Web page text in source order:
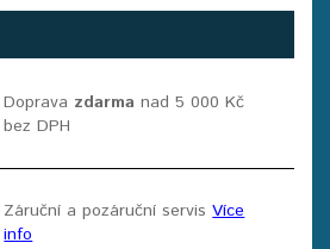
Doprava zdarma nad 5 000 Kč
bez DPH
Záruční a pozáruční servisVíce
info